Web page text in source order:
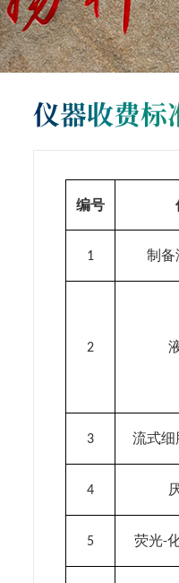
仪器收费标
编号
1 制备
2
3 流式细
4
5 荧光-